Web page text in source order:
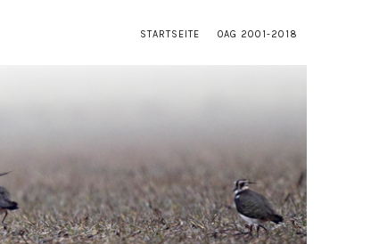
STARTSEITE OAG 2001-2018